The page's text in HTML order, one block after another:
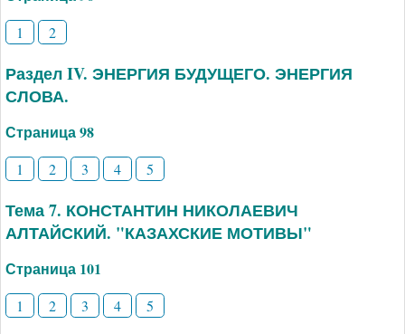
1 2
Раздел IV. ЭНЕРГИЯ БУДУЩЕГО. ЭНЕРГИЯ
СЛОВА.
Страница 98
1 2 3 4 5
Тема 7. КОНСТАНТИН НИКОЛАЕВИЧ
АЛТАЙСКИЙ. "КАЗАХСКИЕ МОТИВЫ"
Страница 101
1 2 3 4 5